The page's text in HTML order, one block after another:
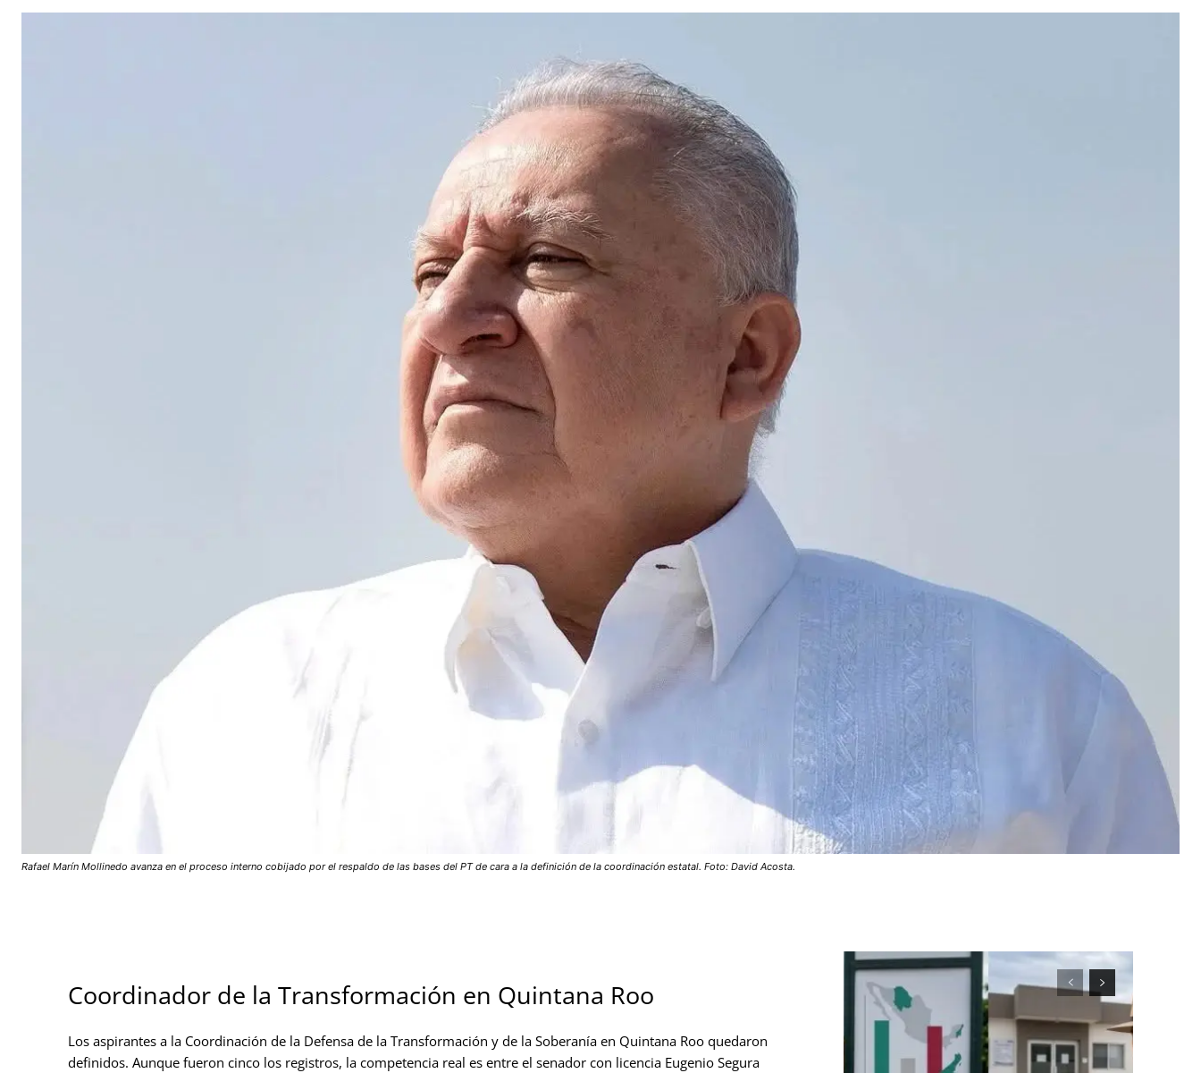
Rafael Marín Mollinedo avanza en el proceso interno cobijado por el respaldo de las bases del PT de cara a la definición de la coordinación estatal. Foto: David Acosta.
Coordinador de la Transformación en Quintana Roo
Los aspirantes a la Coordinación de la Defensa de la Transformación y de la Soberanía en Quintana Roo quedaron
definidos. Aunque fueron cinco los registros, la competencia real es entre el senador con licencia Eugenio Segura